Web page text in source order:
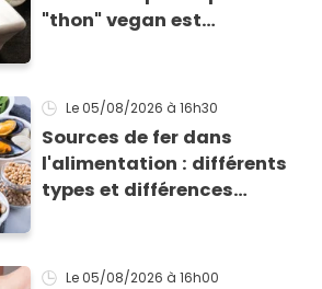
"thon" vegan est
Le 05/08/2026 à 16h30
Sources de fer dans
l'alimentation : différents
types et différences
Le 05/08/2026 à 16h00